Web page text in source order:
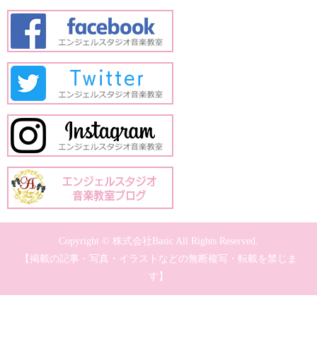
Copyright © 株式会社Basic All Rights Reserved.
【掲載の記事・写真・イラストなどの無断複写・転載を禁じま
す】